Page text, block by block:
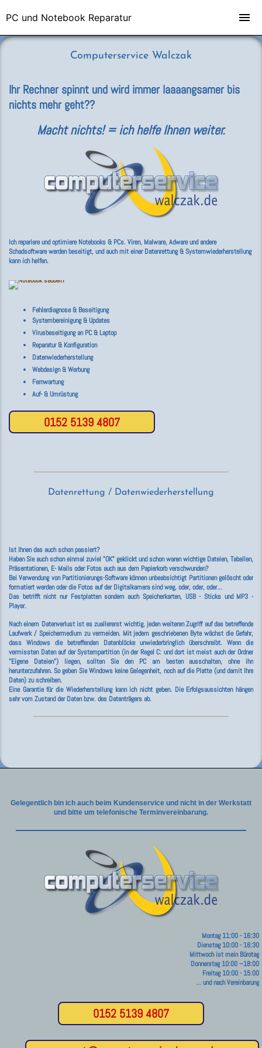
Computerservice Walczak
Ihr Rechner spinnt und wird immer laaaangsamer bis
nichts mehr geht??
Macht nichts! = ich helfe Ihnen weiter.
Ich repariere und optimiere Notebooks & PCs. Viren, Malware, Adware und andere
Schadsoftware werden beseitigt, und auch mit einer Datenrettung & Systemwiederherstellung
kann ich helfen.
Fehlerdiagnose & Beseitigung
Systembereinigung & Updates
Virusbeseitigung an PC & Laptop
Reparatur & Konfiguration
Datenwiederherstellung
Webdesign & Werbung
Fernwartung
Auf- & Umrüstung
0152 5139 4807
Datenrettung / Datenwiederherstellung
Ist Ihnen das auch schon passiert?
Haben Sie auch schon einmal zuviel "OK" geklickt und schon waren wichtige Dateien, Tabellen,
Präsentationen, E- Mails oder Fotos auch aus dem Papierkorb verschwunden?
Bei Verwendung von Partitionierungs-Software können unbeabsichtigt Partitionen gelöscht oder
formatiert werden oder die Fotos auf der Digitalkamera sind weg, oder, oder, oder...
Das betrifft nicht nur Festplatten sondern auch Speicherkarten, USB - Sticks und MP3 -
Player.
Nach einem Datenverlust ist es zuallererst wichtig, jeden weiteren Zugriff auf das betreffende
Laufwerk / Speichermedium zu vermeiden. Mit jedem geschriebenen Byte wächst die Gefahr,
dass Windows die betreffenden Datenblöcke unwiederbringlich überschreibt. Wenn die
vermissten Daten auf der Systempartition (in der Regel C: und dort ist meist auch der Ordner
"Eigene Dateien") liegen, sollten Sie den PC am besten ausschalten,ohneihn
herunterzufahren. So geben Sie Windows keine Gelegenheit, noch auf die Platte (und damit Ihre
Daten) zu schreiben.
Eine Garantie für die Wiederherstellung kann ich nicht geben. Die Erfolgsaussichten hängen
sehr vom Zustand der Daten bzw. des Datenträgers ab.
Gelegentlich bin ich auch beim Kundenservice und nicht in der Werkstatt
und bitte um telefonische Terminvereinbarung.
Montag 11:00 - 16:30
Dienstag 10:00 - 16:30
Mittwoch ist mein Bürotag
Donnerstag 10:00 –18:00
Freitag 10:00 - 15:00
... und nach Vereinbarung
0152 5139 4807
PC und Notebook Reparatur